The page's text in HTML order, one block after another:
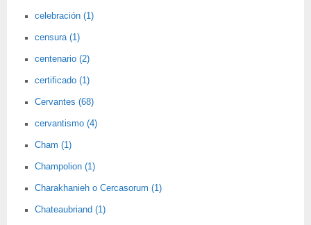
celebración (1)
censura (1)
centenario (2)
certificado (1)
Cervantes (68)
cervantismo (4)
Cham (1)
Champolion (1)
Charakhanieh o Cercasorum (1)
Chateaubriand (1)